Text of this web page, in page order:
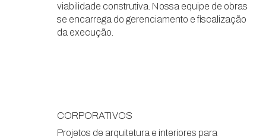
viabilidade construtiva. Nossa equipe de obras
se encarrega do gerenciamento e fiscalização
da execução.
CORPORATIVOS
Projetos de arquitetura e interiores para